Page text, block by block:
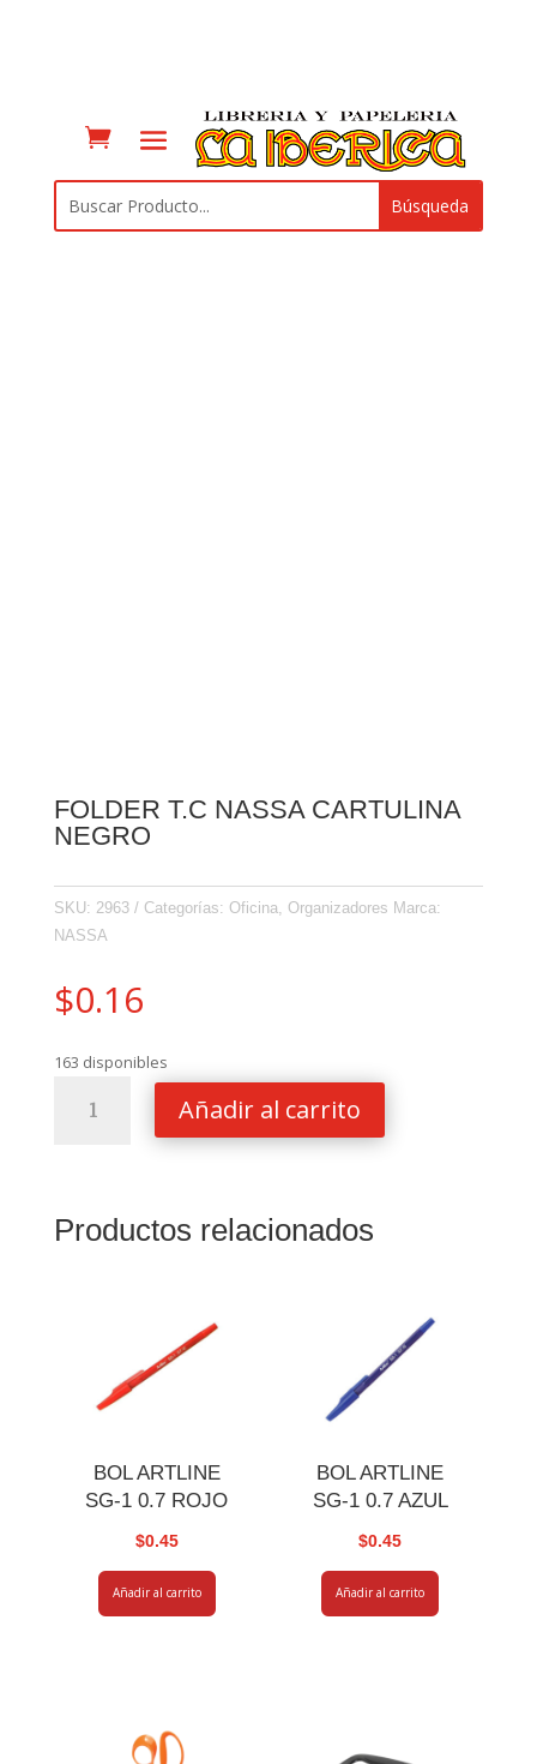
FOLDER T.C NASSA CARTULINA
NEGRO
SKU: 2963 Categorías: Oficina Organizadores Marca:
NASSA
$0.16
163 disponibles
cantidad
Añadir al carrito
Productos relacionados
BOL ARTLINE
SG-1 0.7 ROJO
$0.45
Añadir al carrito
BOL ARTLINE
SG-1 0.7 AZUL
$0.45
Añadir al carrito